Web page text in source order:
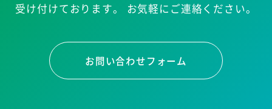
受け付けております。
お気軽にご連絡ください。
お問い合わせフォーム